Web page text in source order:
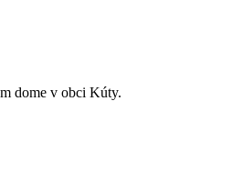
dome v obci Kúty.